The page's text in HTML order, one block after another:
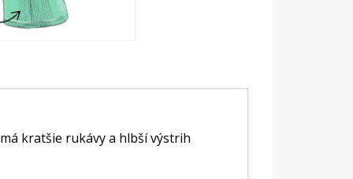
kratšie rukávy a hlbší výstrih